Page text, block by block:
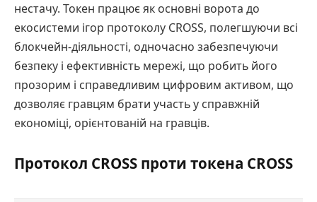
нестачу. Токен працює як основні ворота до
екосистеми ігор протоколу CROSS, полегшуючи всі
блокчейн-діяльності, одночасно забезпечуючи
безпеку і ефективність мережі, що робить його
прозорим і справедливим цифровим активом, що
дозволяє гравцям брати участь у справжній
економіці, орієнтованій на гравців.
Протокол CROSS проти токена CROSS